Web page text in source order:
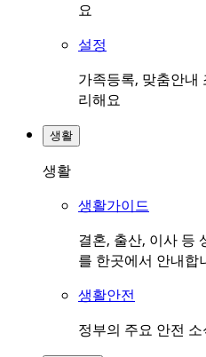
요
설정
가족등록, 맞춤안내
리해요
생활
생활
생활가이드
결혼, 출산, 이사 등
를 한곳에서 안내합
생활안전
정부의 주요 안전